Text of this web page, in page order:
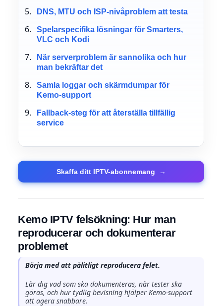
DNS, MTU och ISP-nivåproblem att testa
Spelarspecifika lösningar för Smarters,
VLC och Kodi
När serverproblem är sannolika och hur
man bekräftar det
Samla loggar och skärmdumpar för
Kemo-support
Fallback-steg för att återställa tillfällig
service
Skaffa ditt IPTV-abonnemang →
Kemo IPTV felsökning: Hur man
reproducerar och dokumenterar
problemet
Börja med att pålitligt reproducera felet.
Lär dig vad som ska dokumenteras, när tester ska
göras, och hur tydlig bevisning hjälper Kemo-support
att agera snabbare.